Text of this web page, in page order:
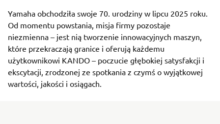
Yamaha obchodziła swoje 70. urodziny w lipcu 2025 roku.
Od momentu powstania, misja firmy pozostaje
niezmienna – jest nią tworzenie innowacyjnych maszyn,
które przekraczają granice i oferują każdemu
użytkownikowi KANDO – poczucie głębokiej satysfakcji i
ekscytacji, zrodzonej ze spotkania z czymś o wyjątkowej
wartości, jakości i osiągach.